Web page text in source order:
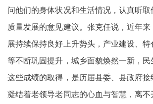
问他们的身体状况和生活情况，认真听
质量发展的意见建议。张克任说，近年
展持续保持良好上升势头，产业建设、
等不断巩固提升，城乡面貌焕然一新，民
这些成绩的取得，是历届县委、县政府
凝结着老领导老同志的心血与智慧，离